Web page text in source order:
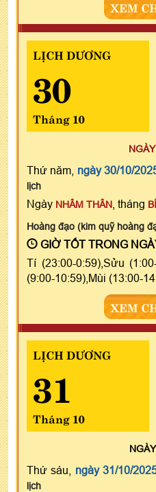
XEM
LỊCH DƯƠNG
30
Tháng 10
Thứ năm, ngày 30/10/
lịch
Ngày NHÂM THÂN , tháng
Hoàng đạo (kim quỹ hoàng
GIỜ TỐT TRONG
Tí (23:00-0:59),Sửu
(9:00-10:59),Mùi (13:00-
XEM
LỊCH DƯƠNG
31
Tháng 10
NGÀY
Thứ sáu, ngày 31/10/
lịch